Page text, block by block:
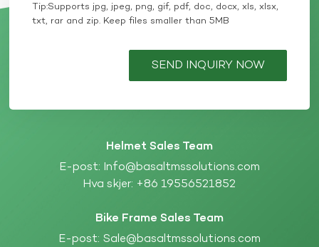
Tip:Supports jpg, jpeg, png, gif, pdf, doc, docx, xls, xlsx,
txt, rar and zip. Keep files smaller than 5MB
SEND INQUIRY NOW
Helmet Sales Team
E-post: Info@basaltmssolutions.com
Hva skjer: +86 19556521852
Bike Frame Sales Team
E-post: Sale@basaltmssolutions.com